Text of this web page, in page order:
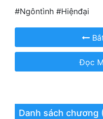
Huyền Ảo
Hệ Thống
Học Đường
Khoa Huyễn Không Gian
#Ngôntình #Hiệnđại
Đọc
Danh sách chương